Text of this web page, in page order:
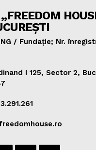
/ Fundație; Nr.
I 125, Sector 2,